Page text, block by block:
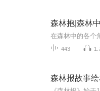
森林抱|森林
443
森林报故事绘